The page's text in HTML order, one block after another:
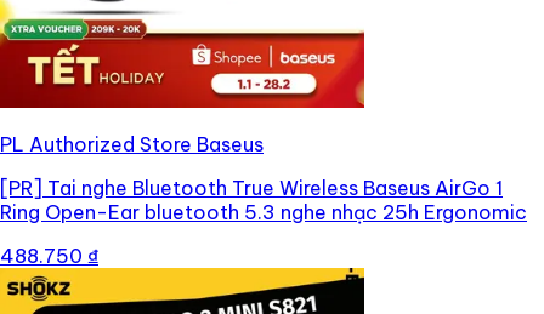
PL Authorized Store Baseus
[PR] Tai nghe Bluetooth True Wireless Baseus AirGo 1
Ring Open-Ear bluetooth 5.3 nghe nhạc 25h Ergonomic
488.750 ₫